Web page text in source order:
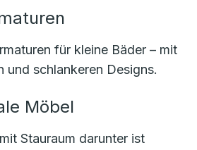
für kleine Bäder – mit
und schlankeren Designs.
Möbel
Stauraum darunter ist